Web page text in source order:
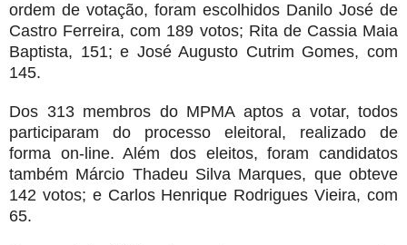
ordem de votação, foram escolhidos Danilo José de
Castro Ferreira, com 189 votos; Rita de Cassia Maia
Baptista, 151; e José Augusto Cutrim Gomes, com
145.
Dos 313 membros do MPMA aptos a votar, todos
participaram do processo eleitoral, realizado de
forma on-line. Além dos eleitos, foram candidatos
também Márcio Thadeu Silva Marques, que obteve
142 votos; e Carlos Henrique Rodrigues Vieira, com
65.